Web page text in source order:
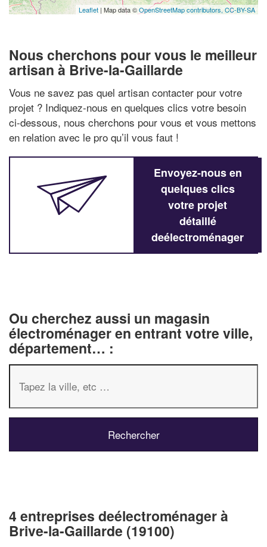
Leaflet | Map data ©OpenStreetMap contributors, CC-BY-SA
Nous cherchons pour vous le meilleur
artisan à Brive-la-Gaillarde
Vous ne savez pas quel artisan contacter pour votre
projet ? Indiquez-nous en quelques clics votre besoin
ci-dessous, nous cherchons pour vous et vous mettons
en relation avec le pro qu’il vous faut !
Envoyez-nous en
quelques clics
votre projet
détaillé
deélectroménager
Ou cherchez aussi un magasin
électroménager en entrant votre ville,
département… :
4 entreprises deélectroménager à
Brive-la-Gaillarde (19100)